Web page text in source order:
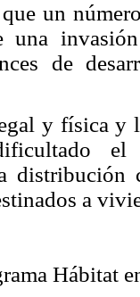
un
una
de
y física y
distribución
a
Hábitat